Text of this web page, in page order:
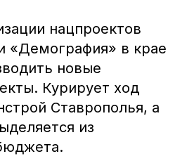
нацпроектов
«Демография» в крае
новые
Курирует ход
Ставрополья, а
из